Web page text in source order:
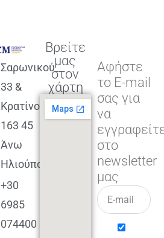
Σαρωνικού
33 &
Κρατίνου
163 45
Άνω
Ηλιούπολη
+30
6985
074400
Βρείτε
μας
στον
χάρτη
Αφήστε
το E-mail
σας για
να
στο
newsletter
μας